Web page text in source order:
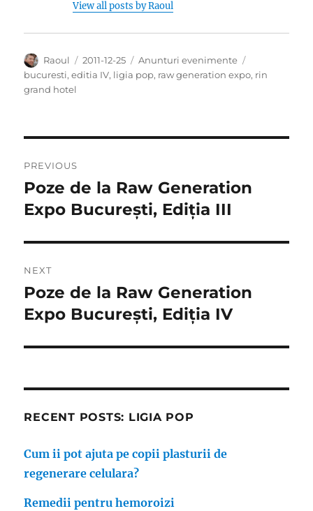
View all posts by Raoul
Author
Raoul
Posted
on
2011-12-25 Categories
Anunturi evenimente
bucuresti,editia IV, ligia pop, raw generation expo, rin
grand hotel
navigation
PREVIOUS
Previous
post:
Poze de la Raw Generation
Expo București, Ediția III
NEXT
Next
post:
Poze de la Raw Generation
Expo București, Ediția IV
RECENT POSTS: LIGIA POP
Cum ii pot ajuta pe copii plasturii de
regenerare celulara?
Remedii pentru hemoroizi